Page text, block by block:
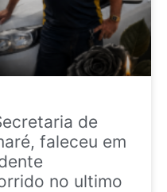
de
faleceu em
no ultimo